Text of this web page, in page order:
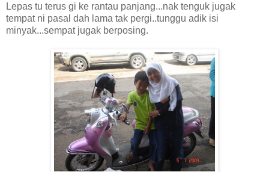
Lepas tu terus gi ke rantau panjang...nak tenguk jugak
tempat ni pasal dah lama tak pergi..tunggu adik isi
minyak...sempat jugak berposing.